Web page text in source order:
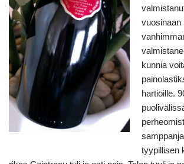
vuosinaan
kunnia
hartioille.
tyypillisen